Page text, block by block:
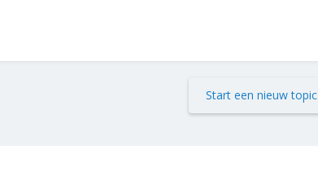
Start een nieuw topic